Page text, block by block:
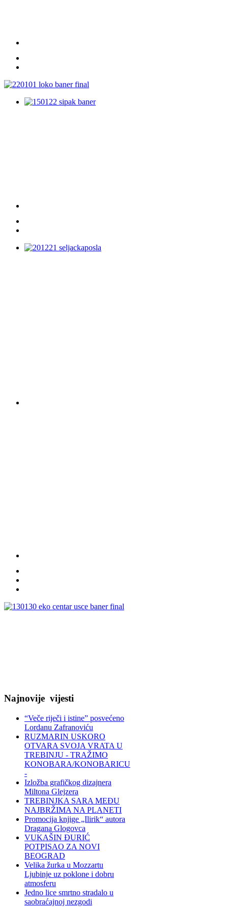
Najnovije vijesti
“Veče riječi i istine” posvećeno
Lordanu Zafranoviću
RUZMARIN USKORO
OTVARA SVOJA VRATA U
TREBINJU - TRAŽIMO
KONOBARA/KONOBARICU
-
Izložba grafičkog dizajnera
Miltona Glejzera
TREBINЈKA SARA MEĐU
NAJBRŽIMA NA PLANETI
Promocija knjige „Ilirik“ autora
Dragana Glogovca
VUKAŠIN ĐURIĆ
POTPISAO ZA NOVI
BEOGRAD
Velika žurka u Mozzartu
Ljubinje uz poklone i dobru
atmosferu
Jedno lice smrtno stradalo u
saobraćajnoj nezgodi